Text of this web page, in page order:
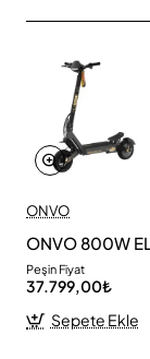
ONVO
ONVO 800W
Peşin Fiyat
37.799,00₺
Sepete Ekle